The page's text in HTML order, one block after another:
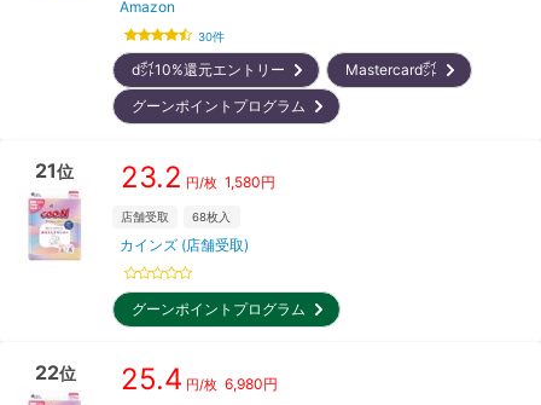
Amazon
30件
d㌽10%還元エントリー
Mastercard㌽
グーンポイントプログラム
21位 23.2 円/枚 1,580円
店舗受取 68枚入
カインズ (店舗受取)
グーンポイントプログラム
22位 25.4 円/枚 6,980円